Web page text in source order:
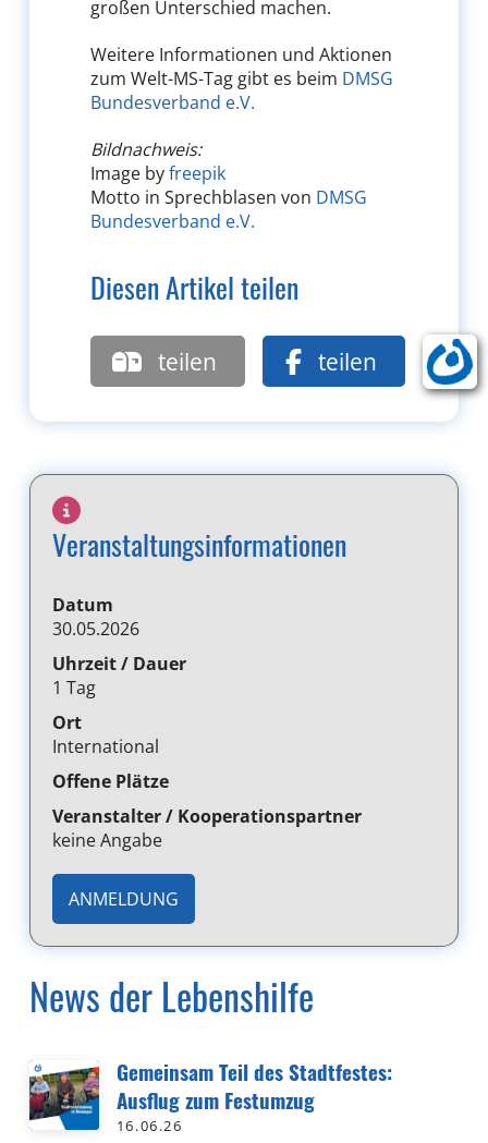
großen Unterschied machen.
Weitere Informationen und Aktionen
zum Welt-MS-Tag gibt es beim DMSG
Bundesverband e.V.
Bildnachweis:
Image byfreepik
Motto in Sprechblasen von DMSG
Bundesverband e.V.
Diesen Artikel teilen
teilen teilen
Veranstaltungsinformationen
Datum
30.05.2026
Uhrzeit / Dauer
1 Tag
Ort
International
Offene Plätze
Veranstalter / Kooperationspartner
keine Angabe
ANMELDUNG
News der Lebenshilfe
Gemeinsam Teil des Stadtfestes:
Ausflug zum Festumzug
16.06.26